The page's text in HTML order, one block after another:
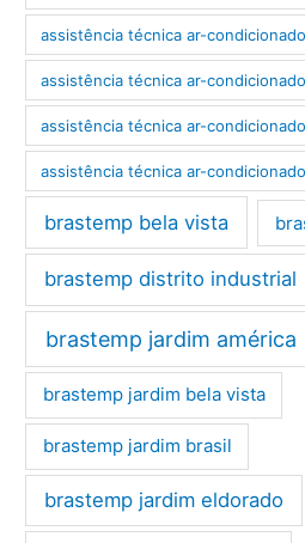
assistência técnica ar-
assistência técnica ar-
assistência técnica ar-
assistência técnica ar-
brastemp bela vista
brastemp distrito industrial
brastemp jardim américa
brastemp jardim bela vista
brastemp jardim brasil
brastemp jardim eldorado